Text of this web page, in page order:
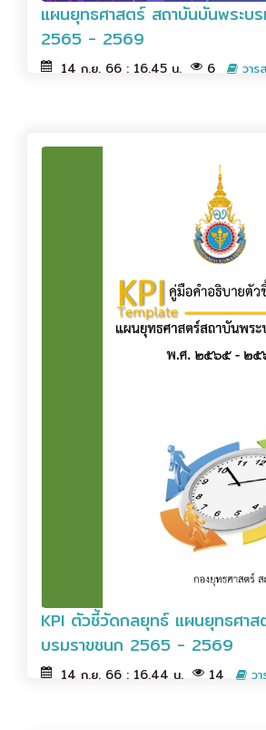
แผนยุทธศาสตร์ สถาบันบันพระบ
2565 - 2569
14 ก.ย. 66 : 16.45 น. 6 วาร
KPI ตัวชี้วัดกลยุทธ์ แผนยุทธศาส
บรมราขชนก 2565 - 2569
14 ก.ย. 66 : 16.44 น. 14 ว